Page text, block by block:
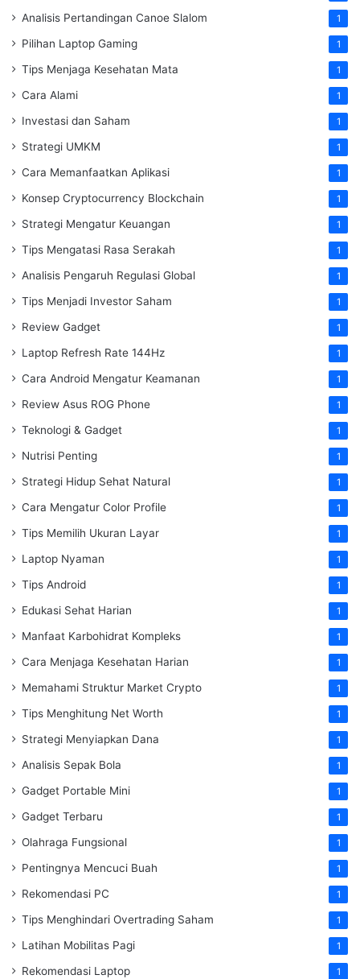
Analisis Pertandingan Canoe Slalom 1
Pilihan Laptop Gaming 1
Tips Menjaga Kesehatan Mata 1
Cara Alami 1
Investasi dan Saham 1
Strategi UMKM 1
Cara Memanfaatkan Aplikasi 1
Konsep Cryptocurrency Blockchain 1
Strategi Mengatur Keuangan 1
Tips Mengatasi Rasa Serakah 1
Analisis Pengaruh Regulasi Global 1
Tips Menjadi Investor Saham 1
Review Gadget 1
Laptop Refresh Rate 144Hz 1
Cara Android Mengatur Keamanan 1
Review Asus ROG Phone 1
Teknologi & Gadget 1
Nutrisi Penting 1
Strategi Hidup Sehat Natural 1
Cara Mengatur Color Profile 1
Tips Memilih Ukuran Layar 1
Laptop Nyaman 1
Tips Android 1
Edukasi Sehat Harian 1
Manfaat Karbohidrat Kompleks 1
Cara Menjaga Kesehatan Harian 1
Memahami Struktur Market Crypto 1
Tips Menghitung Net Worth 1
Strategi Menyiapkan Dana 1
Analisis Sepak Bola 1
Gadget Portable Mini 1
Gadget Terbaru 1
Olahraga Fungsional 1
Pentingnya Mencuci Buah 1
Rekomendasi PC 1
Tips Menghindari Overtrading Saham 1
Latihan Mobilitas Pagi 1
Rekomendasi Laptop 1